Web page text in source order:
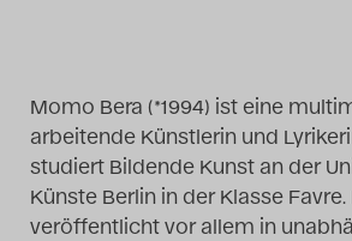
2014
Das
2015
Momo Bera (*1994) ist eine
arbeitende Künstlerin und
studiert Bildende Kunst an der
Künste Berlin in der Klasse
veröffentlicht vor allem in